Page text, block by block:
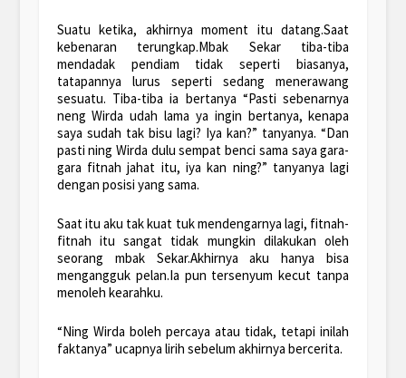
Suatu ketika, akhirnya moment itu datang.Saat
kebenaran terungkap.Mbak Sekar tiba-tiba
mendadak pendiam tidak seperti biasanya,
tatapannya lurus seperti sedang menerawang
sesuatu. Tiba-tiba ia bertanya “Pasti sebenarnya
neng Wirda udah lama ya ingin bertanya, kenapa
saya sudah tak bisu lagi? Iya kan?” tanyanya. “Dan
pasti ning Wirda dulu sempat benci sama saya gara-
gara fitnah jahat itu, iya kan ning?” tanyanya lagi
dengan posisi yang sama.
Saat itu aku tak kuat tuk mendengarnya lagi, fitnah-
fitnah itu sangat tidak mungkin dilakukan oleh
seorang mbak Sekar.Akhirnya aku hanya bisa
mengangguk pelan.Ia pun tersenyum kecut tanpa
menoleh kearahku.
“Ning Wirda boleh percaya atau tidak, tetapi inilah
faktanya” ucapnya lirih sebelum akhirnya bercerita.